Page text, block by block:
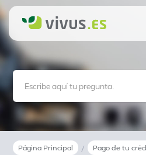
Página Principal / Pago de tu